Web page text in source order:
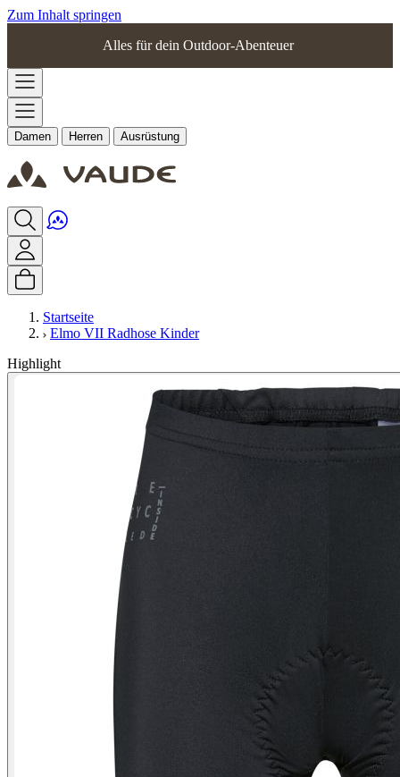
Zum Inhalt springen
Alles für dein Outdoor-Abenteuer
Damen Herren Ausrüstung
Startseite
Elmo VII Radhose Kinder
Highlight